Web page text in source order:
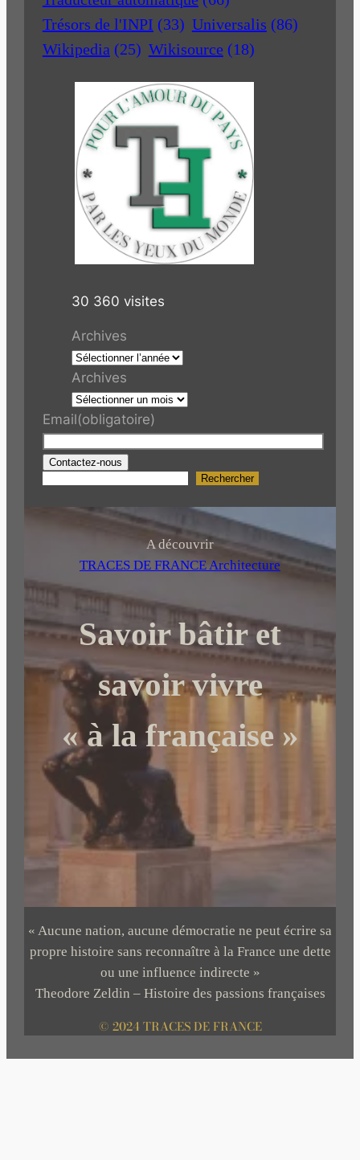
Trésors de l'INPI (33) Universalis (86)
Wikipedia (25) Wikisource (18)
30 360 visites
Archives
Archives
Email(obligatoire)
Contactez-nous
R
r
c
h
r
Rechercher
A découvrir
TRACES DE FRANCE Architecture
Savoir bâtir et
savoir vivre
« à la française »
« Aucune nation, aucune démocratie ne peut écrire sa
propre histoire sans reconnaître à la France une dette
ou une influence indirecte »
Theodore Zeldin – Histoire des passions françaises
© 2024 TRACES DE FRANCE